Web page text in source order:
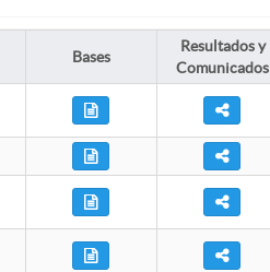
Bases
Resultados y
Comunicados